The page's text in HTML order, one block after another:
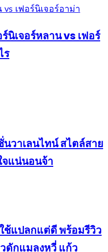
นิเจอร์หลาน vs เฟอร์
ร
วาเลนไทน์ สไตล์สาย
จแน่นอนจ้า
ช้แปลกแต่ดี พร้อมรีวิว
ดักแมลงหวี่ แก้ว